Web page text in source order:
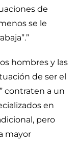
de
se le
hombres y las
de ser el
contraten a un
en
pero
mayor